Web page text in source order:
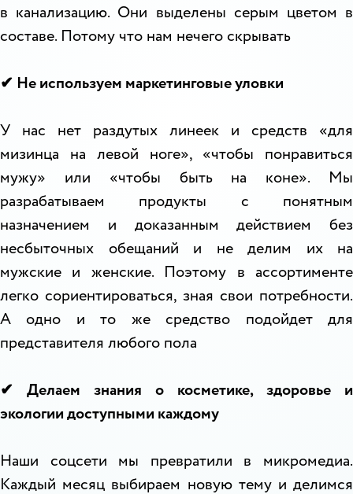
в канализацию. Они выделены серым цветом в
составе. Потому что нам нечего скрывать
✔ Не используем маркетинговые уловки
У нас нет раздутых линеек и средств «для
мизинца на левой ноге», «чтобы понравиться
мужу» или «чтобы быть на коне». Мы
разрабатываем продукты с понятным
назначением и доказанным действием без
несбыточных обещаний и не делим их на
мужские и женские. Поэтому в ассортименте
легко сориентироваться, зная свои потребности.
А одно и то же средство подойдет для
представителя любого пола
✔ Делаем знания о косметике, здоровье и
экологии доступными каждому
Наши соцсети мы превратили в микромедиа.
Каждый месяц выбираем новую тему и делимся